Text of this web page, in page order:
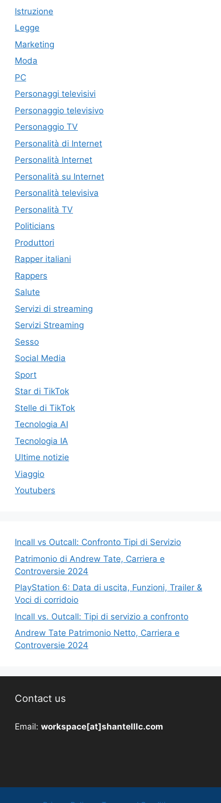
Istruzione
Legge
Marketing
Moda
PC
Personaggi televisivi
Personaggio televisivo
Personaggio TV
Personalità di Internet
Personalità Internet
Personalità su Internet
Personalità televisiva
Personalità TV
Politicians
Produttori
Rapper italiani
Rappers
Salute
Servizi di streaming
Servizi Streaming
Sesso
Social Media
Sport
Star di TikTok
Stelle di TikTok
Tecnologia AI
Tecnologia IA
Ultime notizie
Viaggio
Youtubers
Incall vs Outcall: Confronto Tipi di Servizio
Patrimonio di Andrew Tate, Carriera e
Controversie 2024
PlayStation 6: Data di uscita, Funzioni, Trailer &
Voci di corridoio
Incall vs. Outcall: Tipi di servizio a confronto
Andrew Tate Patrimonio Netto, Carriera e
Controversie 2024
Contact us
Email: workspace[at]shantelllc.com